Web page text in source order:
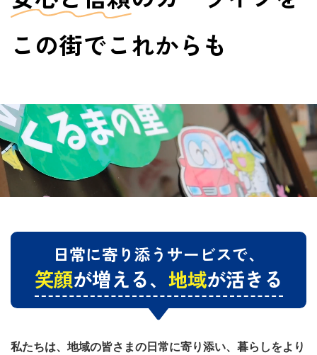
この街でこれからも
日常に寄り添うサービスで、
笑顔が増える、 地域が活きる
私たちは、地域の皆さまの日常に寄り添い、暮らしをより